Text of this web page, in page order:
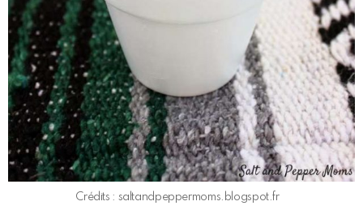
Crédits : saltandpeppermoms.blogspot.fr